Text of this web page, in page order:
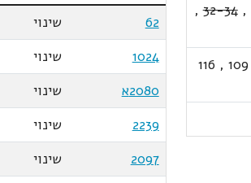
,
32-34
,
109
,
116
62
שינוי
1024
שינוי
2080א
שינוי
2239
שינוי
2097
שינוי